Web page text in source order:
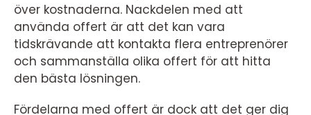
över kostnaderna. Nackdelen med att
använda offert är att det kan vara
tidskrävande att kontakta flera entreprenörer
och sammanställa olika offert för att hitta
den bästa lösningen.
Fördelarna med offert är dock att det ger dig